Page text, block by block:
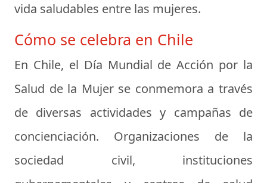
vida saludables entre las mujeres.
Cómo se celebra en Chile
En Chile, el Día Mundial de Acción por la
Salud de la Mujer se conmemora a través
de diversas actividades y campañas de
concienciación. Organizaciones de la
sociedad civil, instituciones